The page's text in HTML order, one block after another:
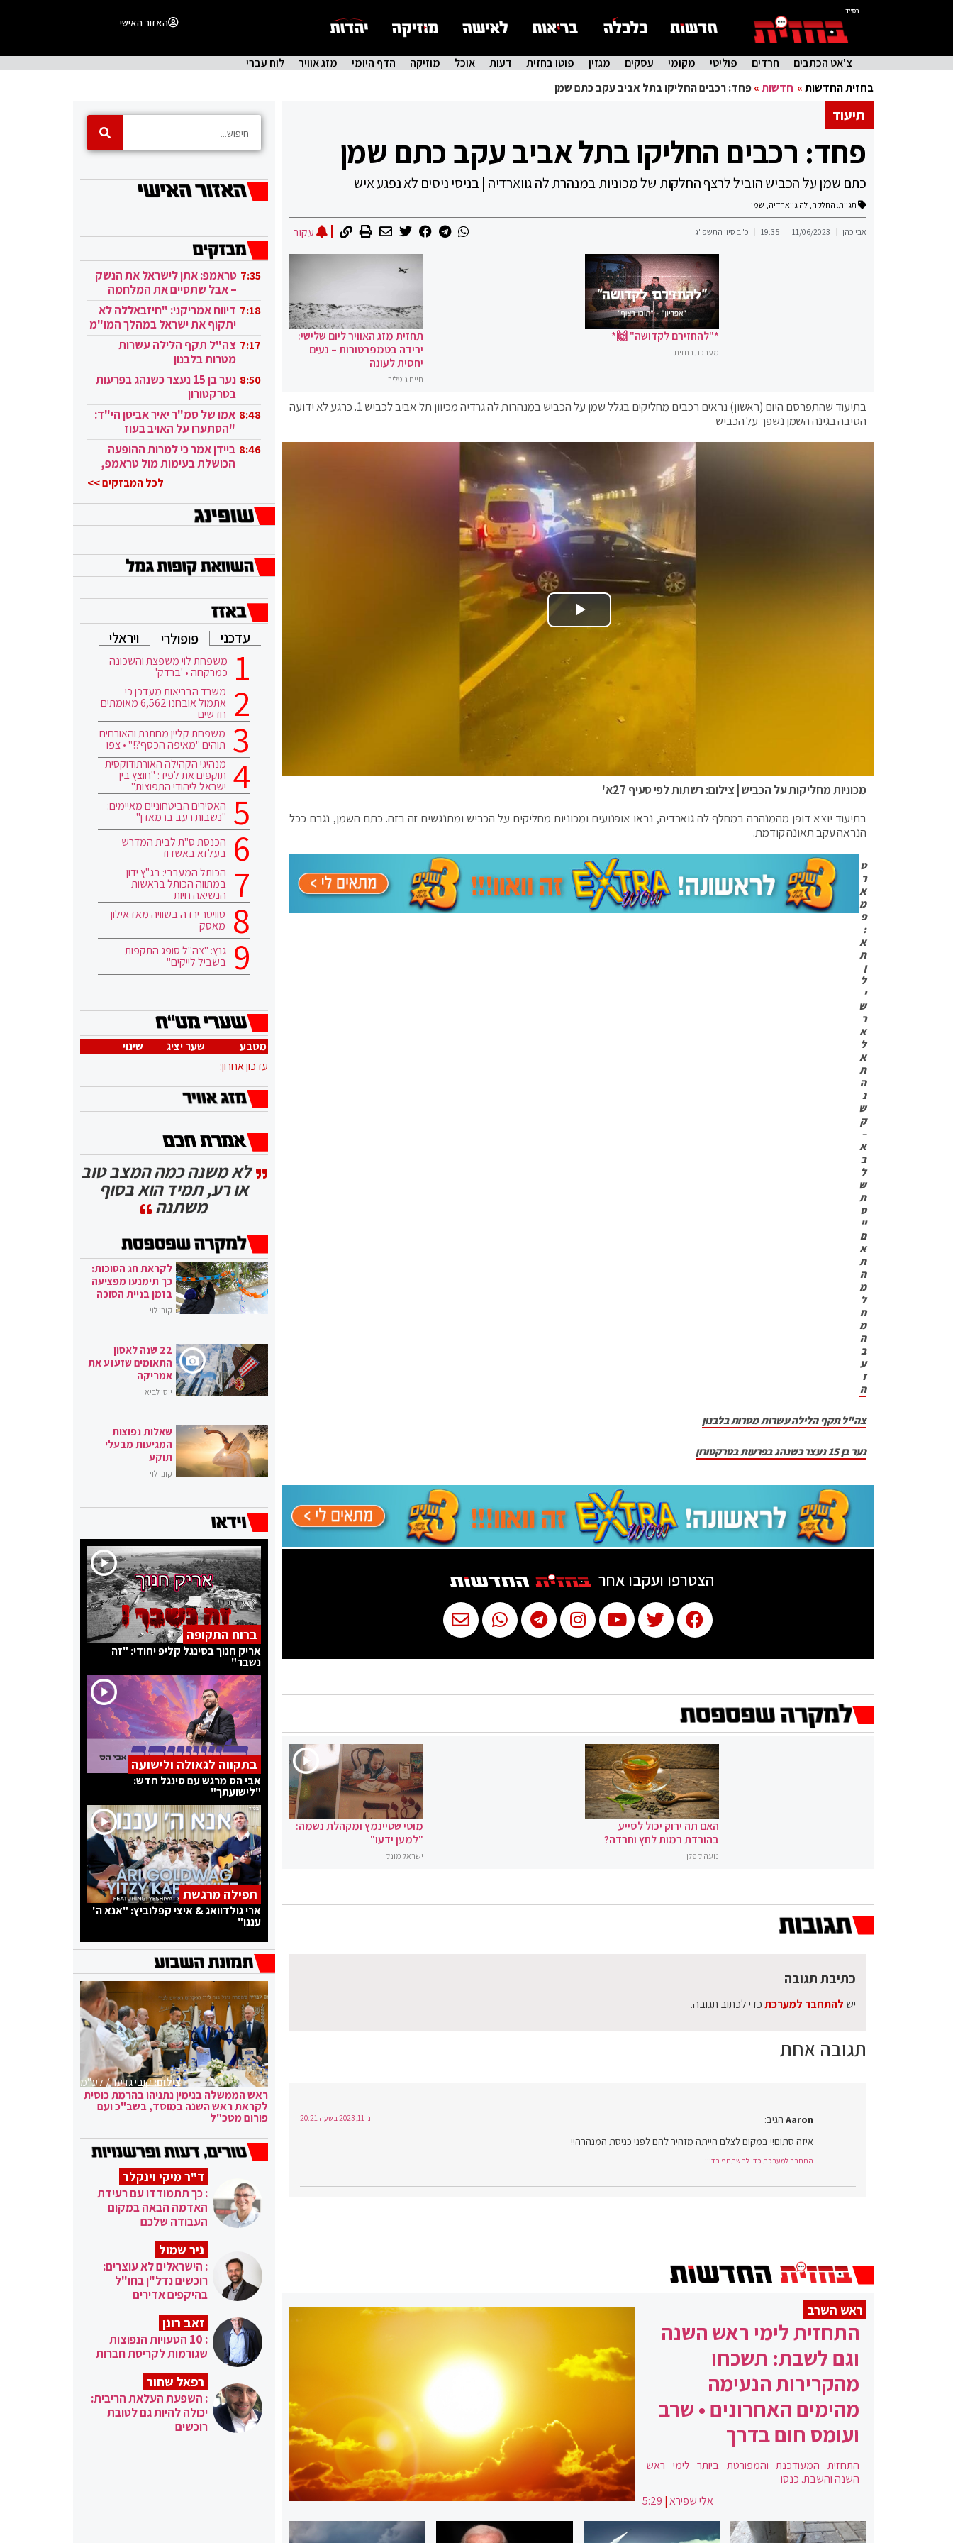
בס"ד
האזור האישי
צ'אט הכתבים חרדים פוליטי מקומי עסקים מגזין פוטו בחזית דעות אוכל מוזיקה הדף היומי מזג אוויר
לוח עברי
בחזית החדשות» חדשות»פחד: רכבים החליקו בתל אביב עקב כתם שמן
תיעוד
פחד: רכבים החליקו בתל אביב עקב כתם שמן
כתם שמן על הכביש הוביל לרצף החלקות של מכוניות במנהרת לה גווארדיה | בניסי ניסים לא נפגע איש
תגיות: החלקה, לה גווארדיה, שמן
אבי כהן 11/06/2023
19:35 כ"ב סיון התשפ"ג עקוב
*"להחזירם לקדושה" 🙌*
מערכת בחזית
תחזית מזג האוויר ליום שלישי:
ירידה בטמפרטורות – נעים
יחסית לעונה
חיים גוטליב
בתיעוד שהתפרסם היום (ראשון) נראים רכבים מחליקים בגלל שמן על הכביש במנהרות לה גרדיה מכיוון תל אביב לכביש 1. כרגע לא ידועה
הסיבה בגינה השמן נשפך על הכביש
Play Video
מכוניות מחליקות על הכביש | צילום: רשתות לפי סעיף 27א'
בתיעוד יוצא דופן מהמנהרה במחלף לה גוארדיה, נראו אופנועים ומכוניות מחליקים על הכביש ומתנגשים זה בזה. כתם השמן, נגרם ככל
הנראה עקב תאונה קודמת.
ט
ר
א
מ
פ
:
א
ת
ן
ל
י
ש
ר
א
ל
א
ת
ה
נ
ש
ק
–
א
ב
ל
ש
ת
ס
יי
ם
א
ת
ה
מ
ל
ח
מ
ה
ב
ע
ז
ה
צה"ל תקף הלילה עשרות מטרות בלבנון
נער בן 15 נעצר כשנהג בפרעות בטרקטורון
הצטרפו ועקבו אחר
האם תה ירוק יכול לסייע
בהורדת רמות לחץ וחרדה?
נועה קפלן
מוטי שטיינמץ ומקהלת נשמה:
"למען ידעו"
ישראל מונק
תגובה אחת
Aaron הגיב: יוני 11, 2023 בשעה 20:21
איזה סתום!! במקום לצלם הייתה מזהיר להם לפני כניסת המנהרה!!
התחבר למערכת כדי להשתתף בדיון
כתיבת תגובה
יש להתחבר למערכתכדי לכתוב תגובה.
ראש השרב
התחזית לימי ראש השנה
וגם לשבת: תשכחו
מהקרירות הנעימה
מהימים האחרונים • שרב
ועומס חום בדרך
התחזית המעודכנת והמפורטת ביותר לימי ראש
השנה והשבת. כנסו
אלי שפירא|
5:29
7:35 טראמפ: אתן לישראל את הנשק
– אבל שתסיים את המלחמה
בעזה 7:18 דיווח אמריקני: "חיזבאללה לא
יתקוף את ישראל במהלך המו"מ
בקטאר" 7:17 צה"ל תקף הלילה עשרות
מטרות בלבנון
8:50
נער בן 15 נעצר כשנהג בפרעות
בטרקטורון
8:48 אמו של סמ"ר יאיר אביטן הי"ד:
"הסתערו על האויב בעוז
ובגבורה" 8:46 ביידן אמר כי למרות ההופעה
הכושלת בעימות מול טראמפ,
לכל המבזקים >>
עדכני פופולרי ויראלי
משפחת לוי משפצת והשכונה
כמרקחה • 'ברדק'
משרד הבריאות מעדכן כי
אתמול אובחנו 6,562 מאומתים
חדשים
משפחת קליין מחתנת והאורחים
תוהים "מאיפה הכסף?!" • צפו
מנהיגי הקהילה האורתודוקסית
תוקפים את לפיד: "חוצץ בין
ישראל ליהודי התפוצות"
האסירים הביטחוניים מאיימים:
"נשבות רעב ברמאדן"
הכנסת ס"ת לבית המדרש
בעלזא באשדוד
הכותל המערבי: בג"ץ ידון
במתווה הכותל בראשות
הנשיאה חיות
טוויטר ירדה בשוויה מאז אילון
מאסק
גנץ: "צה"ל סופג התקפות
בשביל לייקים"
מטבע שער יציג
שינוי
עדכון אחרון:
לא משנה כמה המצב טוב
או רע, תמיד הוא בסוף
משתנה
לקראת חג הסוכות:
כך תימנעו מפציעה
בזמן בניית הסוכה
קובי לוי
22 שנה לאסון
התאומים שזעזע את
אמריקה
יוסי לביא
שאלות נפוצות
המגיעות מבעלי
תוקע
קובי לוי
ברוח התקופה
אריק חנוך בסינגל קליפ יחודי: "זה
נשבר"
בתקווה לגאולה ולישועה
אבי הס מרגש עם סינגל חדש:
"לישועתך"
תפילה מרגשת
ארי גולדוואג & איצי קפלוביץ: "אנא ה'
עננו"
צילום:קובי גדעון / לע"מ
ראש הממשלה בנימין נתניהו בהרמת כוסית
לקראת ראש השנה במוסד, בשב"כ ועם
פורום מטכ"ל
ד"ר מיקי וינקלר
: כך תתמודדו עם רעידת
האדמה הבאה במקום
העבודה שלכם
ניר שמול
: הישראלים לא עוצרים:
רוכשים נדל"ן בחו"ל
בהיקפים אדירים
זאב רונן
: 10 הטעויות הנפוצות
שגורמות לקריסת חברות
רפאל שחור
: השפעת העלאת הריבית:
יכולה להיות גם לטובת
רוכשים